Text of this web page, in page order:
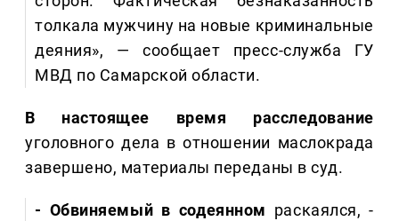
толкала мужчину на новые криминальные
деяния», — сообщает пресс-служба ГУ
МВД по Самарской области.
В настоящее время расследование
уголовного дела в отношении маслокрада
завершено, материалы переданы в суд.
- Обвиняемый в содеянном раскаялся, -